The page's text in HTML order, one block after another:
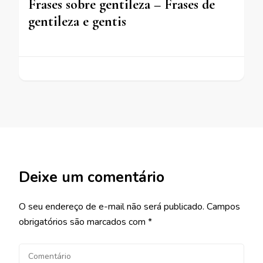
Frases sobre gentileza – Frases de
gentileza e gentis
Deixe um comentário
O seu endereço de e-mail não será publicado. Campos
obrigatórios são marcados com *